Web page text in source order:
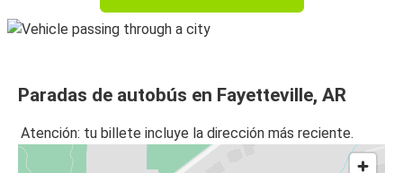
Paradas de autobús en Fayetteville, AR
Atención: tu billete incluye la dirección más reciente.